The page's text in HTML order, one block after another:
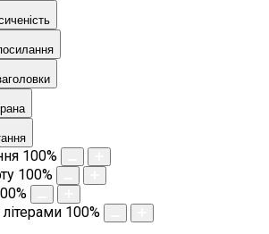
100%
100%
%
100%